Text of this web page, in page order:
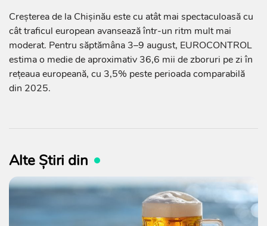
Creșterea de la Chișinău este cu atât mai spectaculoasă cu
cât traficul european avansează într-un ritm mult mai
moderat. Pentru săptămâna 3–9 august, EUROCONTROL
estima o medie de aproximativ 36,6 mii de zboruri pe zi în
rețeaua europeană, cu 3,5% peste perioada comparabilă
din 2025.
Alte Știri din